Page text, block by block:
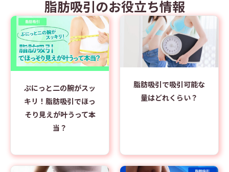
脂肪吸引のお役立ち情報
ぷにっと二の腕がスッ
キリ！脂肪吸引でほっ
そり見えが叶うって本
当？
脂肪吸引で吸引可能な
量はどれくらい？